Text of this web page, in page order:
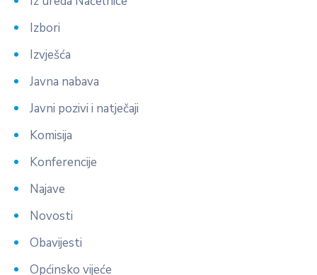
Izbori
Izvješća
Javna nabava
Javni pozivi i natječaji
Komisija
Konferencije
Najave
Novosti
Obavijesti
Općinsko vijeće